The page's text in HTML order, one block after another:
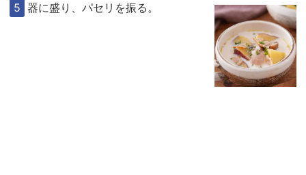
器に盛り、パセリを振る。